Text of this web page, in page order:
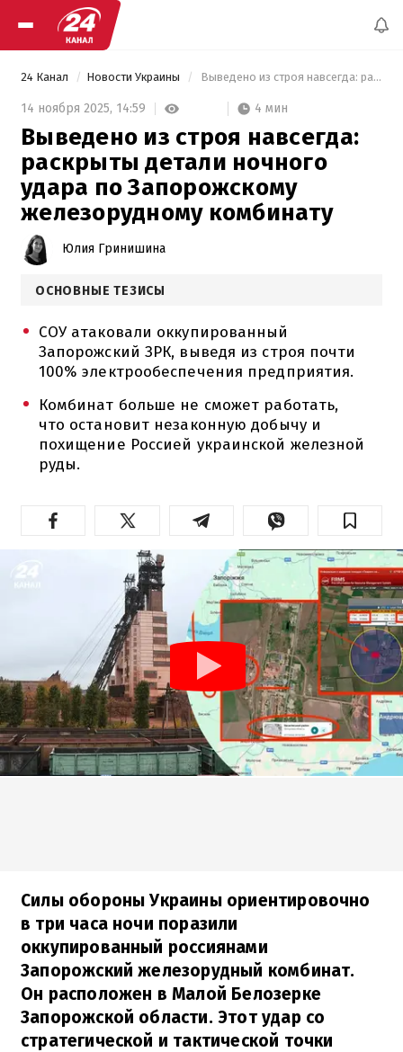
24 Канал Новости Украины Выведено из строя навсегда: раскрыты детали ночного удара по Запорожскому железорудному комбинату
14 ноября 2025, 14:59 4 мин
Выведено из строя навсегда:
раскрыты детали ночного
удара по Запорожскому
железорудному комбинату
Юлия Гринишина
ОСНОВНЫЕ ТЕЗИСЫ
СОУ атаковали оккупированный
Запорожский ЗРК, выведя из строя почти
100% электрообеспечения предприятия.
Комбинат больше не сможет работать,
что остановит незаконную добычу и
похищение Россией украинской железной
руды.
Силы обороны Украины ориентировочно
в три часа ночи поразили
оккупированный россиянами
Запорожский железорудный комбинат.
Он расположен в Малой Белозерке
Запорожской области. Этот удар со
стратегической и тактической точки